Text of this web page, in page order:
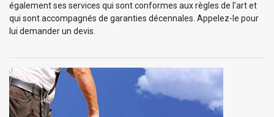
également ses services qui sont conformes aux règles de l’art et
qui sont accompagnés de garanties décennales. Appelez-le pour
lui demander un devis.